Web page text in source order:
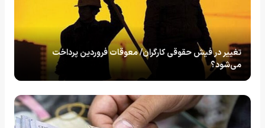
تغییر در فیش حقوقی کارگران/ معوقات فروردین پرداخت
می‌شود؟